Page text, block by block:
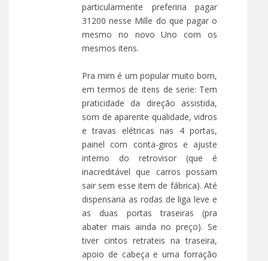
particularmente preferiria pagar
31200 nesse Mille do que pagar o
mesmo no novo Uno com os
mesmos itens.
Pra mim é um popular muito bom,
em termos de itens de serie: Tem
praticidade da direção assistida,
som de aparente qualidade, vidros
e travas elétricas nas 4 portas,
painel com conta-giros e ajuste
interno do retrovisor (que é
inacreditável que carros possam
sair sem esse item de fábrica). Até
dispensaria as rodas de liga leve e
as duas portas traseiras (pra
abater mais ainda no preço). Se
tiver cintos retrateis na traseira,
apoio de cabeça e uma forração